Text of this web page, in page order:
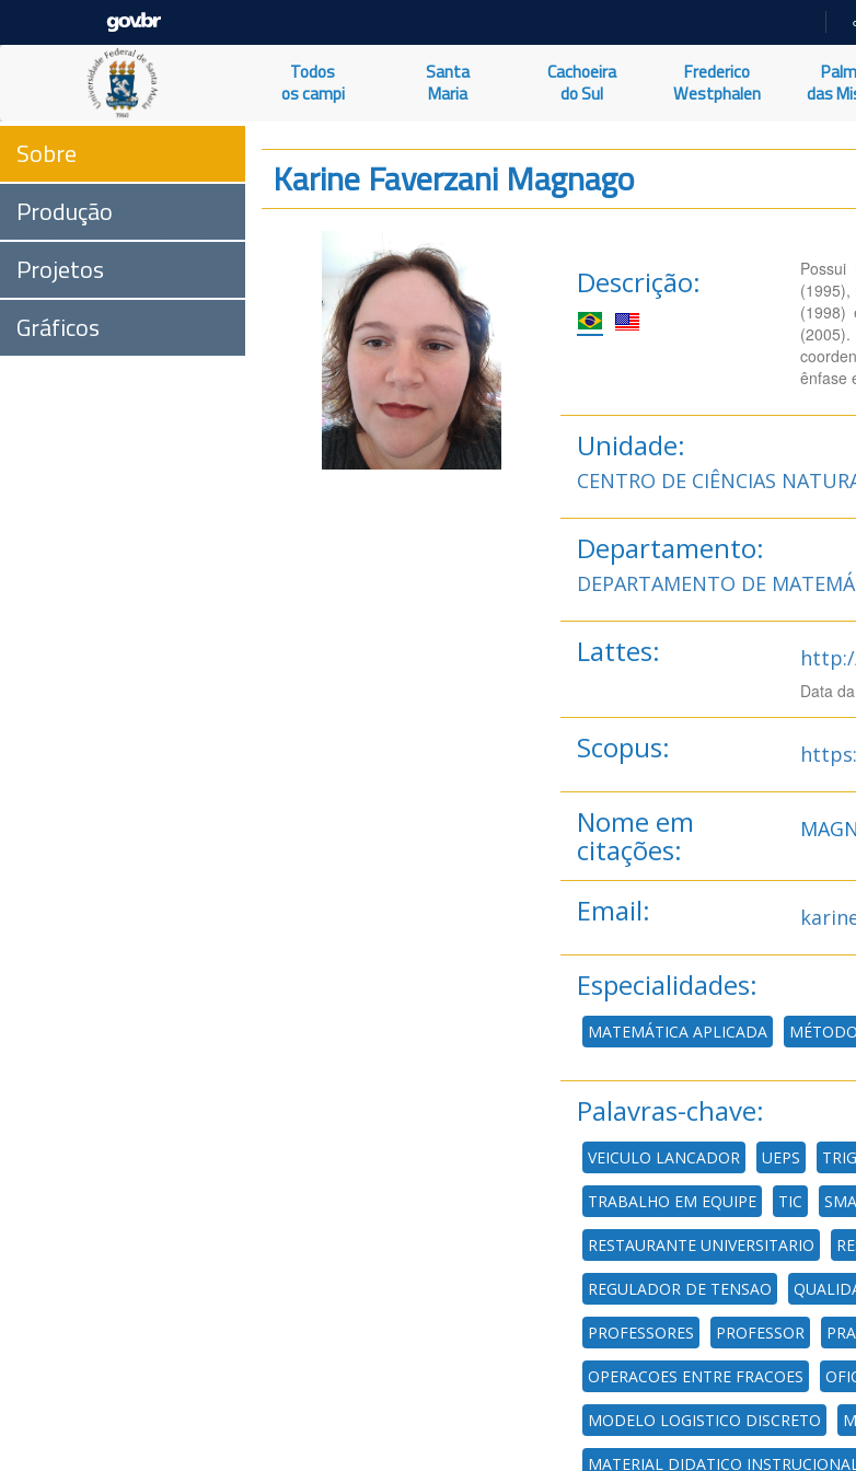
O
Todos
os campi
Santa
Maria
Cachoeira
do Sul
Frederico
Westphalen
das
Sobre
Produção
Projetos
Gráficos
Karine Faverzani Magnago
Descrição:
(1995),
(1998)
ênfase
Unidade:
CENTRO DE CIÊNCIAS
Departamento:
DEPARTAMENTO DE
Lattes:
Data
Scopus:
Nome em
citações:
Email:
Especialidades:
MATEMÁTICA APLICADA
Palavras-chave:
VEICULO LANCADOR UEPS
TRABALHO EM EQUIPE TIC
RESTAURANTE UNIVERSITARIO
REGULADOR DE TENSAO
PROFESSORES PROFESSOR
OPERACOES ENTRE FRACOES
MODELO LOGISTICO DISCRETO
MATERIAL DIDATICO